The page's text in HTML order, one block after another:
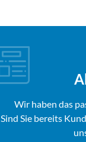
Wir haben das
Sind Sie bereits